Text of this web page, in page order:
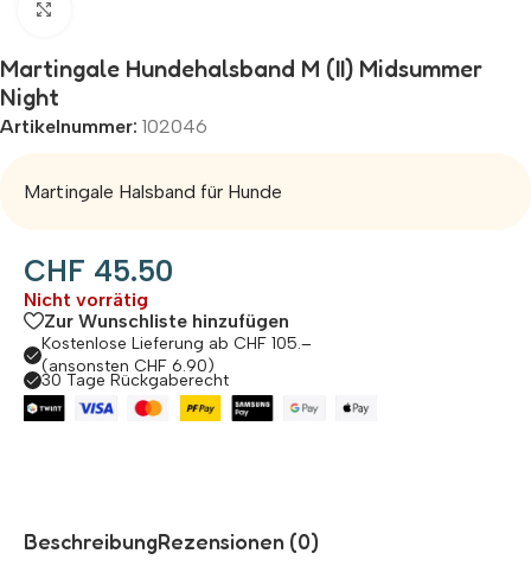
Martingale Hundehalsband M (II) Midsummer
Night
Artikelnummer: 102046
Martingale Halsband für Hunde
CHF 45.50
Nicht vorrätig
Zur Wunschliste hinzufügen
Kostenlose Lieferung ab CHF 105.–
(ansonsten CHF 6.90)
30 Tage Rückgaberecht
BeschreibungRezensionen (0)